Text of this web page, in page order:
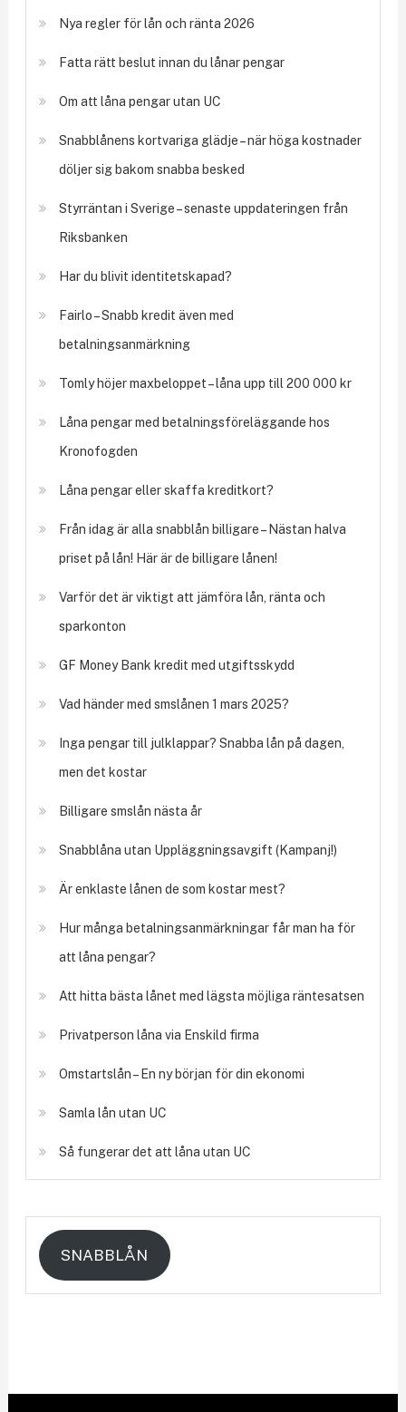
Nya regler för lån och ränta 2026
Fatta rätt beslut innan du lånar pengar
Om att låna pengar utan UC
Snabblånens kortvariga glädje – när höga kostnader
döljer sig bakom snabba besked
Styrräntan i Sverige – senaste uppdateringen från
Riksbanken
Har du blivit identitetskapad?
Fairlo – Snabb kredit även med
betalningsanmärkning
Tomly höjer maxbeloppet – låna upp till 200 000 kr
Låna pengar med betalningsföreläggande hos
Kronofogden
Låna pengar eller skaffa kreditkort?
Från idag är alla snabblån billigare – Nästan halva
priset på lån! Här är de billigare lånen!
Varför det är viktigt att jämföra lån, ränta och
sparkonton
GF Money Bank kredit med utgiftsskydd
Vad händer med smslånen 1 mars 2025?
Inga pengar till julklappar? Snabba lån på dagen,
men det kostar
Billigare smslån nästa år
Snabblåna utan Uppläggningsavgift (Kampanj!)
Är enklaste lånen de som kostar mest?
Hur många betalningsanmärkningar får man ha för
att låna pengar?
Att hitta bästa lånet med lägsta möjliga räntesatsen
Privatperson låna via Enskild firma
Omstartslån – En ny början för din ekonomi
Samla lån utan UC
Så fungerar det att låna utan UC
SNABBLÅN